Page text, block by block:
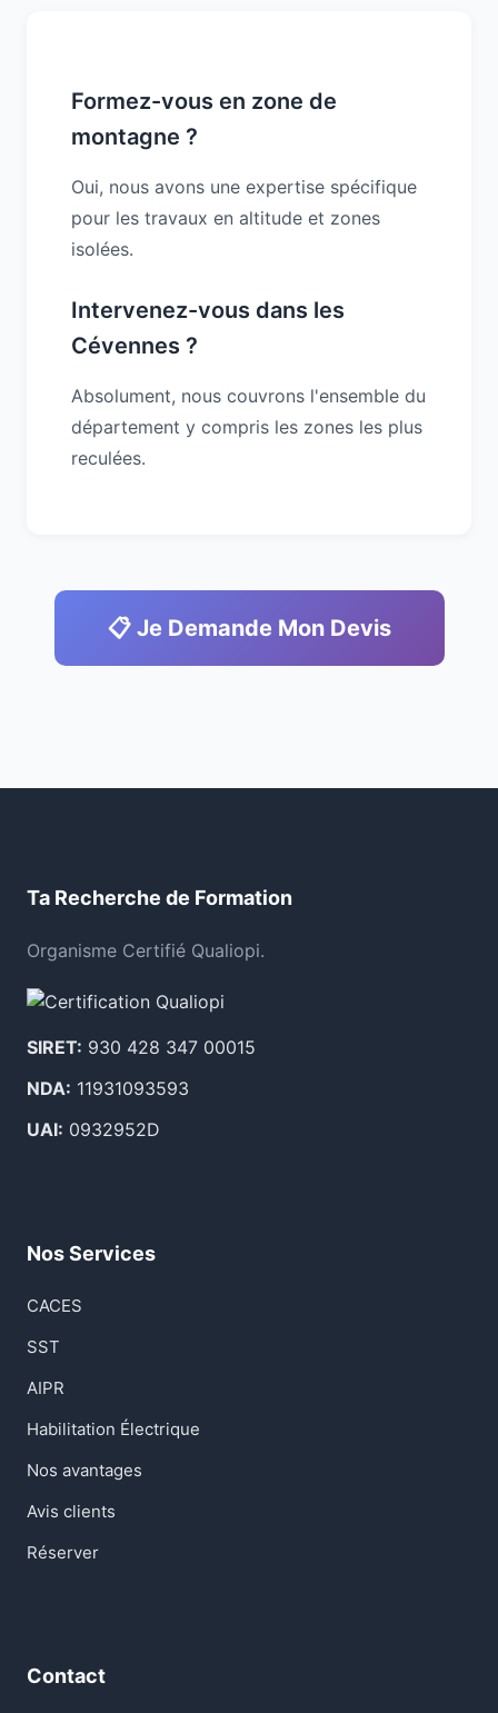
Formez-vous en zone de
montagne ?
Oui, nous avons une expertise spécifique
pour les travaux en altitude et zones
isolées.
Intervenez-vous dans les
Cévennes ?
Absolument, nous couvrons l'ensemble du
département y compris les zones les plus
reculées.
📋 Je Demande Mon Devis
Ta Recherche de Formation
Organisme Certifié Qualiopi.
SIRET: 930 428 347 00015
NDA: 11931093593
UAI: 0932952D
Nos Services
CACES
SST
AIPR
Habilitation Électrique
Nos avantages
Avis clients
Réserver
Contact